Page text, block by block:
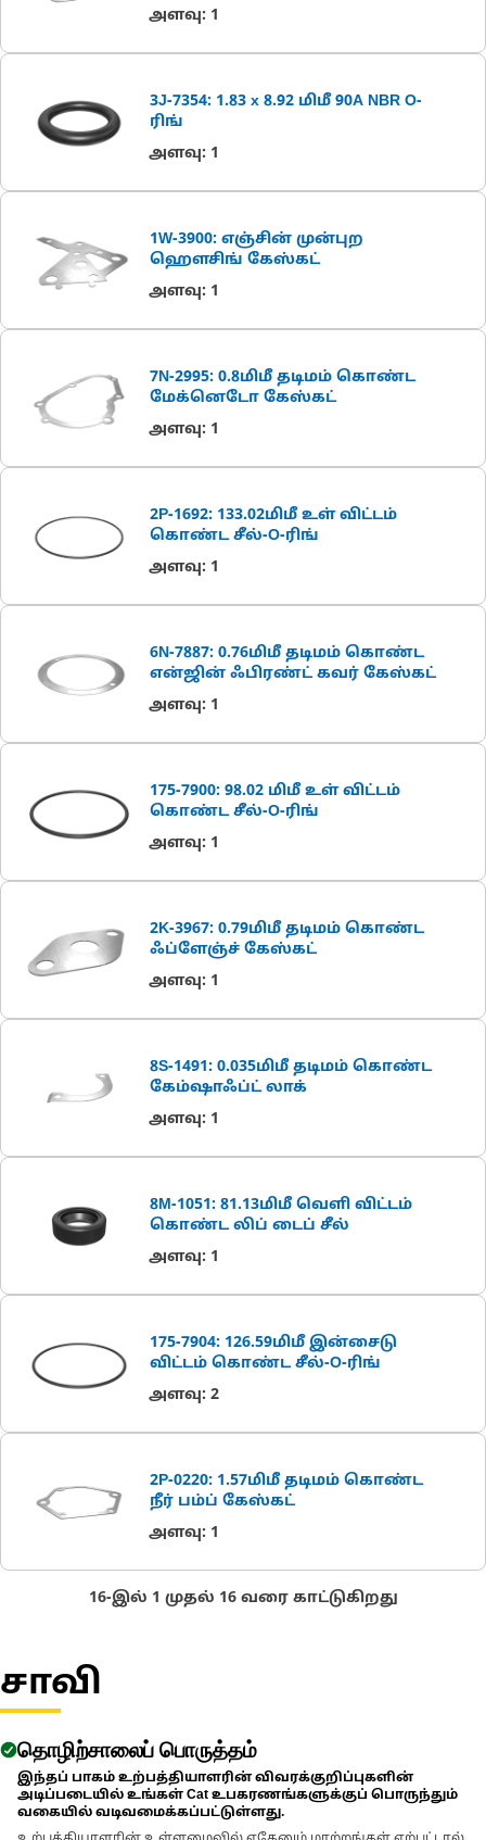
அளவு: 1
3J-7354: 1.83 x 8.92 மிமீ 90A NBR O-
ரிங்
அளவு: 1
1W-3900: எஞ்சின் முன்புற
ஹௌசிங் கேஸ்கட்
அளவு: 1
7N-2995: 0.8மிமீ தடிமம் கொண்ட
மேக்னெடோ கேஸ்கட்
அளவு: 1
2P-1692: 133.02மிமீ உள் விட்டம்
கொண்ட சீல்-O-ரிங்
அளவு: 1
6N-7887: 0.76மிமீ தடிமம் கொண்ட
என்ஜின் ஃபிரண்ட் கவர் கேஸ்கட்
அளவு: 1
175-7900: 98.02 மிமீ உள் விட்டம்
கொண்ட சீல்-O-ரிங்
அளவு: 1
2K-3967: 0.79மிமீ தடிமம் கொண்ட
ஃப்ளேஞ்ச் கேஸ்கட்
அளவு: 1
8S-1491: 0.035மிமீ தடிமம் கொண்ட
கேம்ஷாஃப்ட் லாக்
அளவு: 1
8M-1051: 81.13மிமீ வெளி விட்டம்
கொண்ட லிப் டைப் சீல்
அளவு: 1
175-7904: 126.59மிமீ இன்சைடு
விட்டம் கொண்ட சீல்-O-ரிங்
அளவு: 2
2P-0220: 1.57மிமீ தடிமம் கொண்ட
நீர் பம்ப் கேஸ்கட்
அளவு: 1
16-இல் 1 முதல் 16 வரை காட்டுகிறது
சாவி
தொழிற்சாலைப் பொருத்தம்
இந்தப் பாகம் உற்பத்தியாளரின் விவரக்குறிப்புகளின்
அடிப்படையில் உங்கள் Cat உபகரணங்களுக்குப் பொருந்தும்
வகையில் வடிவமைக்கப்பட்டுள்ளது.